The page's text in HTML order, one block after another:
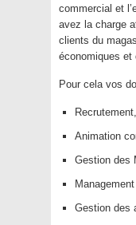
commercial et
avez la charge
clients du
économiques et
Pour cela vos
Animation
Gestion des
Management
Gestion des